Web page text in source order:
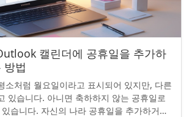
캘린더에 공휴일을 추가하
방법
소처럼 월요일이라고 표시되어 있지만, 다른
있습니다. 아니면 축하하지 않는 공휴일로
습니다. 자신의 나라 공휴일을 추가하거나